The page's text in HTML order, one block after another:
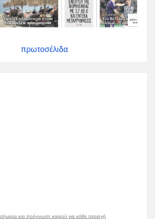
πρωτοσέλιδα
και πρόγνωση καιρού για κάθε περιοχή